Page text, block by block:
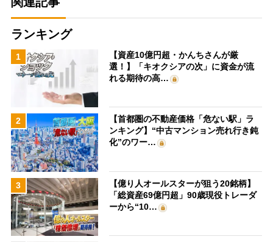
ランキング
1
【資産10億円超・かんちさんが厳
選！】「キオクシアの次」に資金が流
れる期待の高…
2
【首都圏の不動産価格「危ない駅」ラ
ンキング】“中古マンション売れ行き鈍
化”のワー…
3
【億り人オールスターが狙う20銘柄】
「総資産69億円超」90歳現役トレーダ
ーから“10…